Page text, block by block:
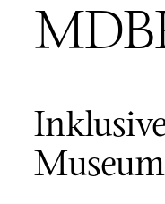
Museum